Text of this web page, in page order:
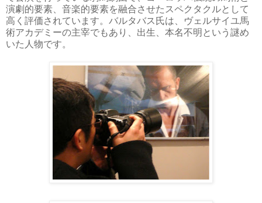
演劇的要素、音楽的要素を融合させたスペクタクルとして
高く評価されています。バルタバス氏は、ヴェルサイユ馬
術アカデミーの主宰でもあり、出生、本名不明という謎め
いた人物です。